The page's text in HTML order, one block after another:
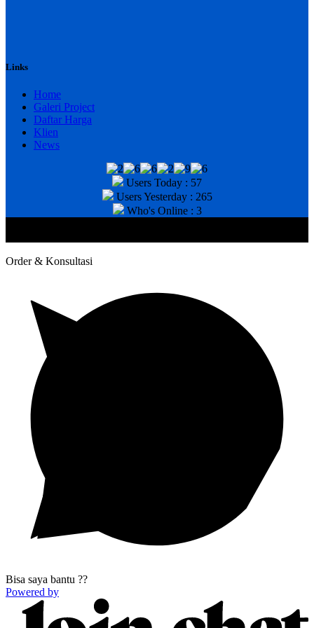
Links
Home
Galeri Project
Daftar Harga
Klien
News
Users Today : 57
Users Yesterday : 265
Who's Online : 3
Order & Konsultasi
Bisa saya bantu ??
Powered by